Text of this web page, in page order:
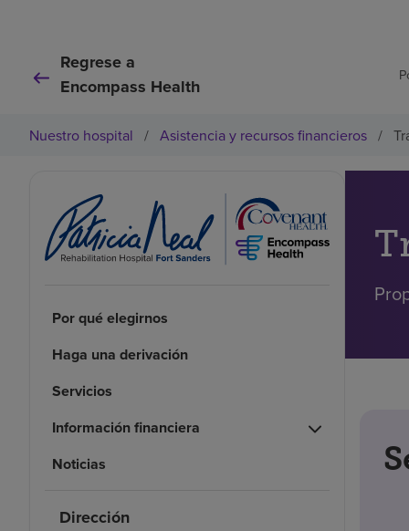
Regrese a
Encompass Health
Nuestro hospital / Asistencia y recursos financieros /
Por qué elegirnos
Haga una derivación
Servicios
Información financiera
Noticias
Dirección